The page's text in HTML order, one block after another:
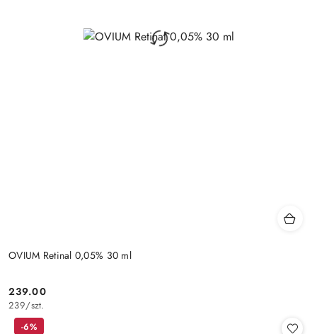
OVIUM Retinal 0,05% 30 ml
Cena:
239.00
239/szt.
-6%